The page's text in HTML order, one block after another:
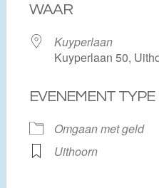
WAAR
Kuyperlaan
Kuyperlaan 50,
EVENEMENT TYPE
Omgaan met geld
Uithoorn